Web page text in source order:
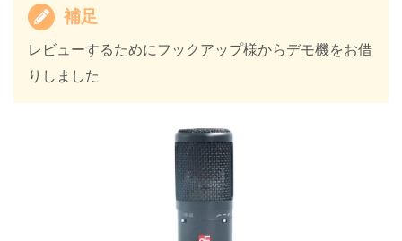
補足
レビューするためにフックアップ様からデモ機をお借
りしました